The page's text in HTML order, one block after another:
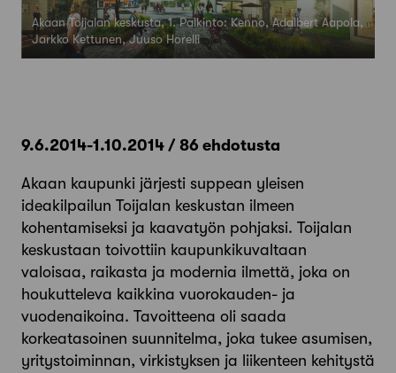
Akaan Toijalan keskusta, 1. Palkinto: Kenno, Adalbert Aapola,
Jarkko Kettunen, Juuso Horelli
9.6.2014-1.10.2014 / 86 ehdotusta
Akaan kaupunki järjesti suppean yleisen
ideakilpailun Toijalan keskustan ilmeen
kohentamiseksi ja kaavatyön pohjaksi. Toijalan
keskustaan toivottiin kaupunkikuvaltaan
valoisaa, raikasta ja modernia ilmettä, joka on
houkutteleva kaikkina vuorokauden- ja
vuodenaikoina. Tavoitteena oli saada
korkeatasoinen suunnitelma, joka tukee asumisen,
yritystoiminnan, virkistyksen ja liikenteen kehitystä